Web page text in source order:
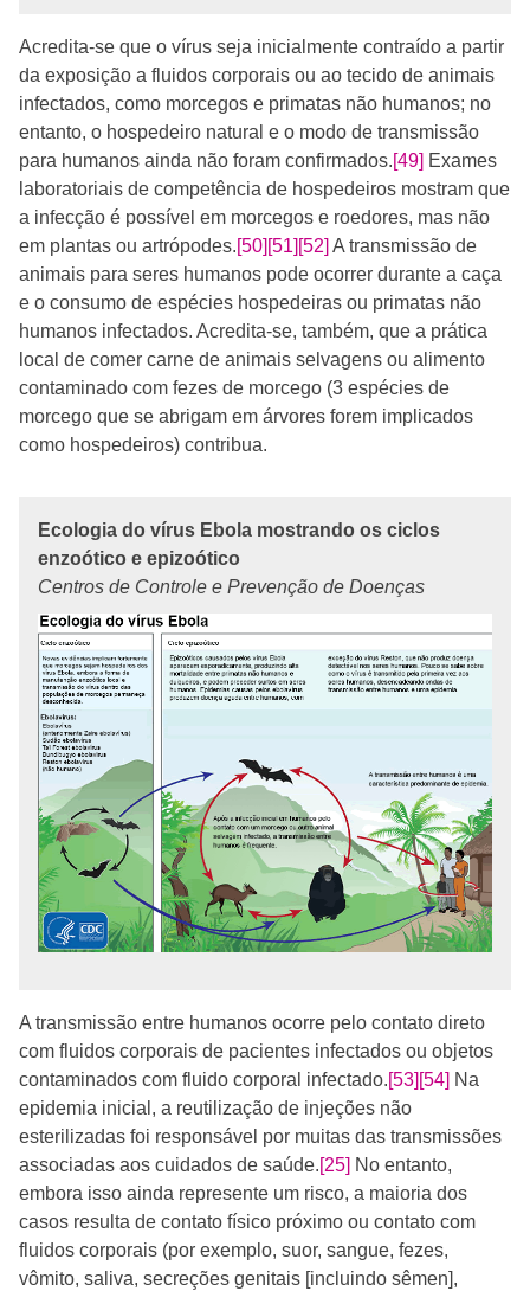
Acredita-se que o vírus seja inicialmente contraído a partir
da exposição a fluidos corporais ou ao tecido de animais
infectados, como morcegos e primatas não humanos; no
entanto, o hospedeiro natural e o modo de transmissão
para humanos ainda não foram confirmados.[49] Exames
laboratoriais de competência de hospedeiros mostram que
a infecção é possível em morcegos e roedores, mas não
em plantas ou artrópodes.[50] [51] [52] A transmissão de
animais para seres humanos pode ocorrer durante a caça
e o consumo de espécies hospedeiras ou primatas não
humanos infectados. Acredita-se, também, que a prática
local de comer carne de animais selvagens ou alimento
contaminado com fezes de morcego (3 espécies de
morcego que se abrigam em árvores forem implicados
como hospedeiros) contribua.
Ecologia do vírus Ebola mostrando os ciclos
enzoótico e epizoótico
Centros de Controle e Prevenção de Doenças
A transmissão entre humanos ocorre pelo contato direto
com fluidos corporais de pacientes infectados ou objetos
contaminados com fluido corporal infectado.[53] [54] Na
epidemia inicial, a reutilização de injeções não
esterilizadas foi responsável por muitas das transmissões
associadas aos cuidados de saúde.[25] No entanto,
embora isso ainda represente um risco, a maioria dos
casos resulta de contato físico próximo ou contato com
fluidos corporais (por exemplo, suor, sangue, fezes,
vômito, saliva, secreções genitais [incluindo sêmen],